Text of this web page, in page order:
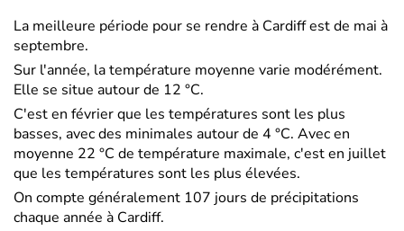
La meilleure période pour se rendre à Cardiff est de mai à
septembre.
Sur l'année, la température moyenne varie modérément.
Elle se situe autour de 12 °C.
C'est en février que les températures sont les plus
basses, avec des minimales autour de 4 °C. Avec en
moyenne 22 °C de température maximale, c'est en juillet
que les températures sont les plus élevées.
On compte généralement 107 jours de précipitations
chaque année à Cardiff.